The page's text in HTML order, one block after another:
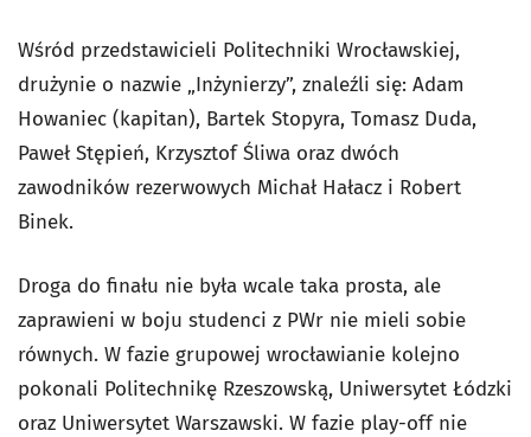
Wśród przedstawicieli Politechniki Wrocławskiej,
drużynie o nazwie „Inżynierzy”, znaleźli się: Adam
Howaniec (kapitan), Bartek Stopyra, Tomasz Duda,
Paweł Stępień, Krzysztof Śliwa oraz dwóch
zawodników rezerwowych Michał Hałacz i Robert
Binek.
Droga do finału nie była wcale taka prosta, ale
zaprawieni w boju studenci z PWr nie mieli sobie
równych. W fazie grupowej wrocławianie kolejno
pokonali Politechnikę Rzeszowską, Uniwersytet Łódzki
oraz Uniwersytet Warszawski. W fazie play-off nie